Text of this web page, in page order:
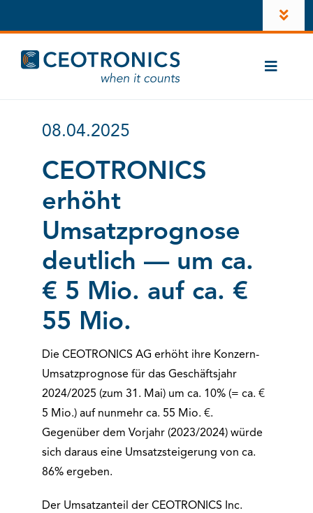
Inhalt
springenUnternehmen
Karriere
Investoren
LinkedIn
Instagram
Toggle
CT-ComLink
Produkte
08.04.2025
CEOTRONICS
erhöht
Umsatzprognose
deutlich — um ca.
€ 5 Mio. auf ca. €
55 Mio.
Die CEOTRONICS AG erhöht ihre Konzern-
Umsatzprognose für das Geschäftsjahr
2024/2025 (zum 31. Mai) um ca. 10% (= ca. €
5 Mio.) auf nunmehr ca. 55 Mio. €.
Gegenüber dem Vorjahr (2023/2024) würde
sich daraus eine Umsatzsteigerung von ca.
86% ergeben.
Der Umsatzanteil der CEOTRONICS Inc.